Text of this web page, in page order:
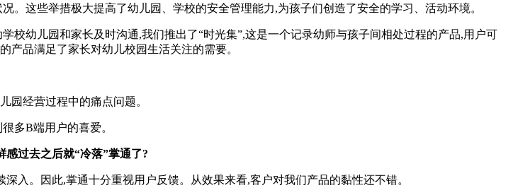
这些举措极大提高了幼儿园、学校的安全管理能力,为孩子们创造了安全的学习、活动环境。
幼儿园和家长及时沟通,我们推出了“时光集”,这是一个记录幼师与孩子间相处过程的产品,用户可
产品满足了家长对幼儿校园生活关注的需要。
经营过程中的痛点问题。
多B端用户的喜爱。
过去之后就“冷落”掌通了?
入。因此,掌通十分重视用户反馈。从效果来看,客户对我们产品的黏性还不错。